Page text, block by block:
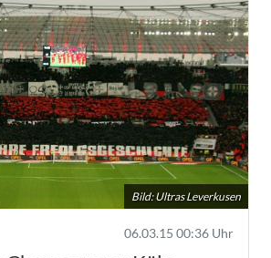
Bild: Ultras Leverkusen
06.03.15 00:36 Uhr